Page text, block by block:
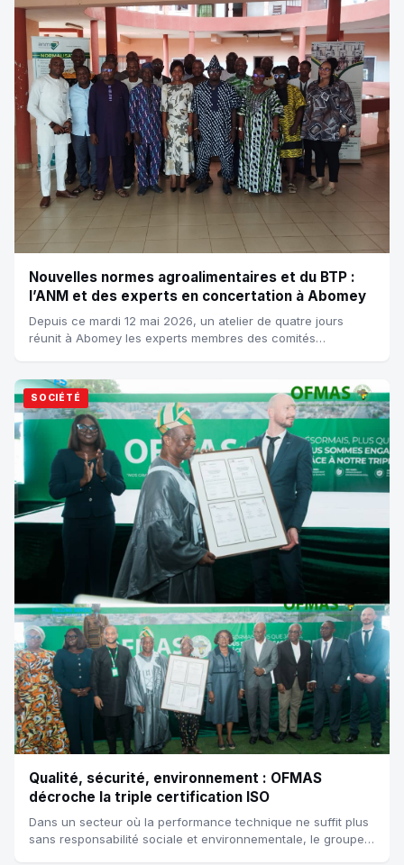
Nouvelles normes agroalimentaires et du BTP :
l’ANM et des experts en concertation à Abomey
Depuis ce mardi 12 mai 2026, un atelier de quatre jours
réunit à Abomey les experts membres des comités
SOCIÉTÉ
Qualité, sécurité, environnement : OFMAS
décroche la triple certification ISO
Dans un secteur où la performance technique ne suffit plus
sans responsabilité sociale et environnementale, le groupe